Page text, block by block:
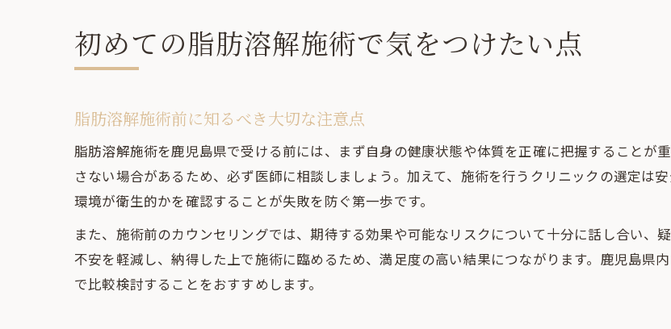
鹿児島県で安心な脂肪溶解施術の見極め方
脂肪溶解施術を安心して受けるための選
脂肪溶解で後悔しない医師選びのポイ
脂肪溶解注射モニター情報の調べ方と
脂肪溶解注射後の腫れやダウンタイム対策法
脂肪溶解後の腫れを早く引かせるコツ
脂肪溶解のダウンタイムを快適に過ご
初めての脂肪溶解施術で気をつけたい点
脂肪溶解施術前に知るべき大切な注意点
脂肪溶解施術を鹿児島県で受ける前には、まず自身の健康状態や体質を正確に把握することが
さない場合があるため、必ず医師に相談しましょう。加えて、施術を行うクリニックの選定は
環境が衛生的かを確認することが失敗を防ぐ第一歩です。
また、施術前のカウンセリングでは、期待する効果や可能なリスクについて十分に話し合い、
不安を軽減し、納得した上で施術に臨めるため、満足度の高い結果につながります。鹿児島県
で比較検討することをおすすめします。